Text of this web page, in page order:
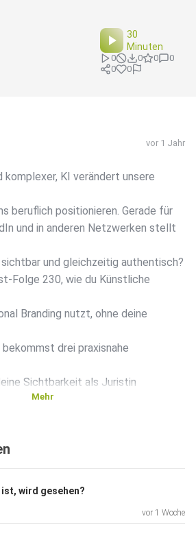
30
Minuten
0 0 0
0
0
0
vor 1 Jahr
komplexer, KI verändert unsere
beruflich positionieren. Gerade für
und in anderen Netzwerken stellt
sichtbar und gleichzeitig authentisch?
Folge 230, wie du Künstliche
Branding nutzt, ohne deine
drei praxisnahe
Sichtbarkeit als Juristin
Mehr
ist, wird gesehen?
vor 1 Woche